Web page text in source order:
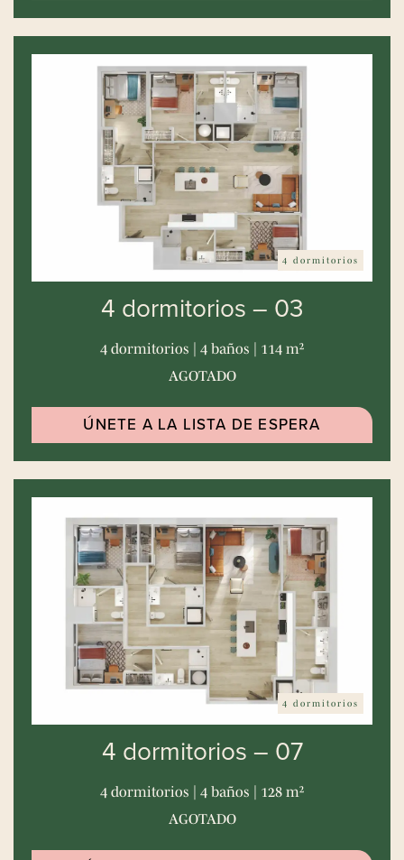
4 dormitorios
4 dormitorios – 03
4 dormitorios | 4 baños | 114 m²
AGOTADO
ÚNETE A LA LISTA DE ESPERA
4 dormitorios
4 dormitorios – 07
4 dormitorios | 4 baños | 128 m²
AGOTADO